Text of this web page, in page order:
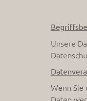
Unsere
Wenn